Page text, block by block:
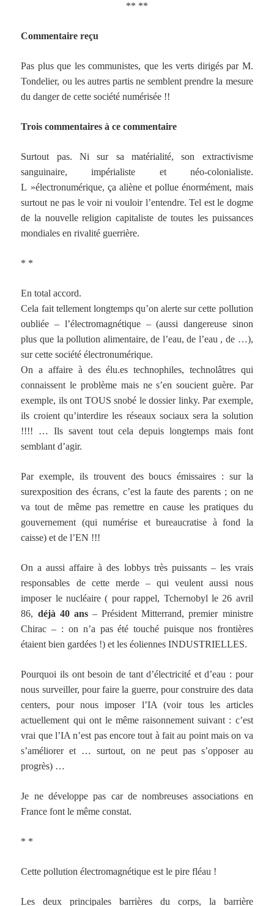
** **
Commentaire reçu
Pas plus que les communistes, que les verts dirigés par M.
Tondelier, ou les autres partis ne semblent prendre la mesure
du danger de cette société numérisée !!
Trois commentaires à ce commentaire
Surtout pas. Ni sur sa matérialité, son extractivisme
sanguinaire, impérialiste et néo-colonialiste.
L »électronumérique, ça aliène et pollue énormément, mais
surtout ne pas le voir ni vouloir l’entendre. Tel est le dogme
de la nouvelle religion capitaliste de toutes les puissances
mondiales en rivalité guerrière.
* *
En total accord.
Cela fait tellement longtemps qu’on alerte sur cette pollution
oubliée – l’électromagnétique – (aussi dangereuse sinon
plus que la pollution alimentaire, de l’eau, de l’eau , de …),
sur cette société électronumérique.
On a affaire à des élu.es technophiles, technolâtres qui
connaissent le problème mais ne s’en soucient guère. Par
exemple, ils ont TOUS snobé le dossier linky. Par exemple,
ils croient qu’interdire les réseaux sociaux sera la solution
!!!! … Ils savent tout cela depuis longtemps mais font
semblant d’agir.
Par exemple, ils trouvent des boucs émissaires : sur la
surexposition des écrans, c’est la faute des parents ; on ne
va tout de même pas remettre en cause les pratiques du
gouvernement (qui numérise et bureaucratise à fond la
caisse) et de l’EN !!!
On a aussi affaire à des lobbys très puissants – les vrais
responsables de cette merde – qui veulent aussi nous
imposer le nucléaire ( pour rappel, Tchernobyl le 26 avril
86, déjà 40 ans– Président Mitterrand, premier ministre
Chirac – : on n’a pas été touché puisque nos frontières
étaient bien gardées !) et les éoliennes INDUSTRIELLES.
Pourquoi ils ont besoin de tant d’électricité et d’eau : pour
nous surveiller, pour faire la guerre, pour construire des data
centers, pour nous imposer l’IA (voir tous les articles
actuellement qui ont le même raisonnement suivant : c’est
vrai que l’IA n’est pas encore tout à fait au point mais on va
s’améliorer et … surtout, on ne peut pas s’opposer au
progrès) …
Je ne développe pas car de nombreuses associations en
France font le même constat.
* *
Cette pollution électromagnétique est le pire fléau !
Les deux principales barrières du corps, la barrière